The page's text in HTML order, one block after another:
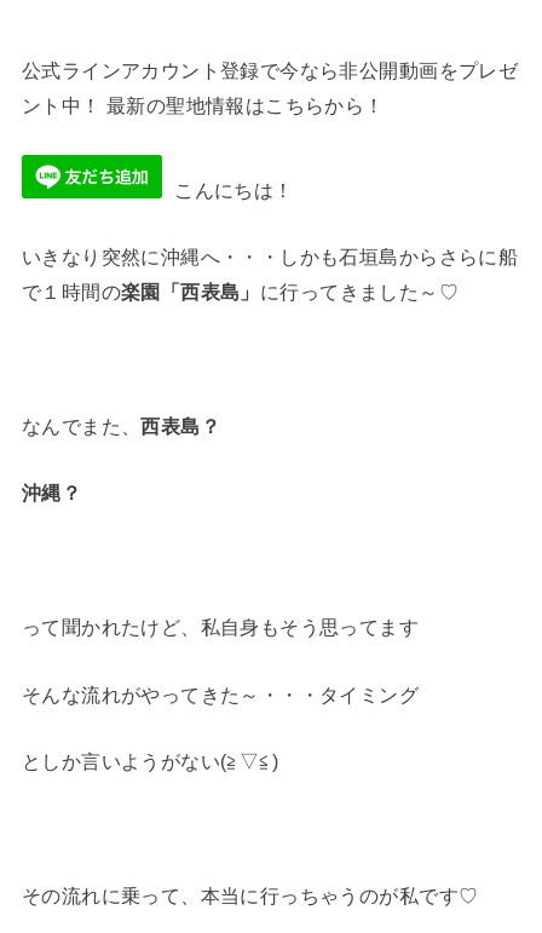
公式ラインアカウント登録で今なら非公開動画をプレゼ
ント中！ 最新の聖地情報はこちらから！
こんにちは！
いきなり突然に沖縄へ・・・しかも石垣島からさらに船
で１時間の楽園「西表島」 に行ってきました～♡
なんでまた、西表島？
沖縄？
って聞かれたけど、私自身もそう思ってます
そんな流れがやってきた～・・・タイミング
としか言いようがない(≧▽≦)
その流れに乗って、本当に行っちゃうのが私です♡